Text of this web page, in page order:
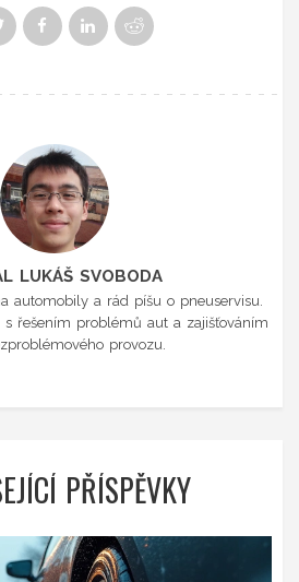
LUKÁŠ SVOBODA
automobily a rád píšu o pneuservisu.
s řešením problémů aut a zajišťováním
provozu.
PŘÍSPĚVKY